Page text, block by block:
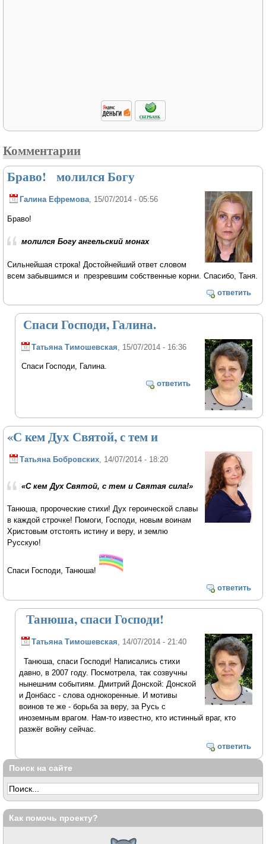
Комментарии
Браво! молился Богу
Галина Ефремова , 15/07/2014 - 05:56
Браво!
молился Богу ангельский монах
Сильнейшая строка! Достойнейший ответ словом
всем забывшимся и презревшим собственные корни. Спасибо, Таня.
ответить
Спаси Господи, Галина.
Татьяна Тимошевская , 15/07/2014 - 16:36
Спаси Господи, Галина.
ответить
«С кем Дух Святой, с тем и
Татьяна Бобровских, 14/07/2014 - 18:20
«С кем Дух Святой, с тем и Святая сила!»
Танюша, пророческие стихи! Дух героической славы
в каждой строчке! Помоги, Господи, новым воинам
Христовым отстоять истину и веру, и землю
Русскую!
Спаси Господи, Танюша!
ответить
Танюша, спаси Господи!
Татьяна Тимошевская, 14/07/2014 - 21:40
Танюша, спаси Господи! Написались стихи
давно, в 2007 году. Посмотрела, так созвучны
нынешним событиям. Дмитрий Донской: Донской
и Донбасс - слова однокоренные. И мотивы
воинов те же - борьба за веру, за Русь с
иноземным врагом. Нам-то известно, кто истинный враг, кто
разжёг войну сейчас.
ответить
Поиск на сайте
Как помочь проекту?